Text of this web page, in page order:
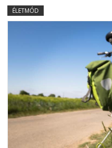
ÉLETMÓD